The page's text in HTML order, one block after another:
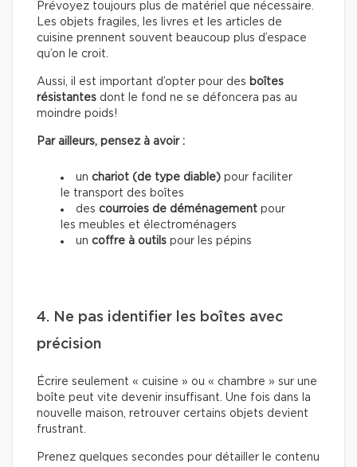
Prévoyez toujours plus de matériel que nécessaire.
Les objets fragiles, les livres et les articles de
cuisine prennent souvent beaucoup plus d’espace
qu’on le croit.
Aussi, il est important d’opter pour des boîtes
résistantes dont le fond ne se défoncera pas au
moindre poids!
Par ailleurs, pensez à avoir :
un chariot (de type diable) pour faciliter
le transport des boîtes
des courroies de déménagement pour
les meubles et électroménagers
un coffre à outils pour les pépins
4. Ne pas identifier les boîtes avec
précision
Écrire seulement « cuisine » ou « chambre » sur une
boîte peut vite devenir insuffisant. Une fois dans la
nouvelle maison, retrouver certains objets devient
frustrant.
Prenez quelques secondes pour détailler le contenu